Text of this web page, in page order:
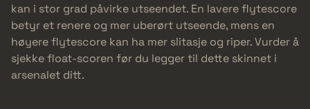
kan i stor grad påvirke utseendet. En lavere flytescore
betyr et renere og mer uberørt utseende, mens en
høyere flytescore kan ha mer slitasje og riper. Vurder å
sjekke float-scoren før du legger til dette skinnet i
arsenalet ditt.